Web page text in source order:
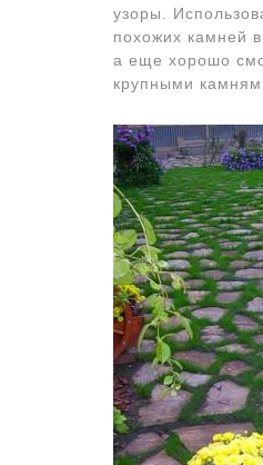
узоры.
похожих камней
а еще хорошо
крупными